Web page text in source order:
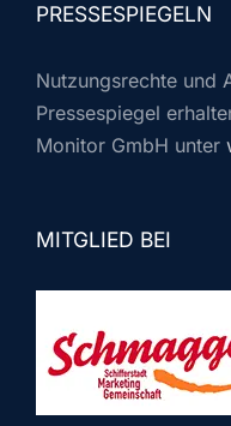
PRESSESPIEGELN
Nutzungsrechte und
Pressespiegel
Monitor GmbH unter
MITGLIED BEI